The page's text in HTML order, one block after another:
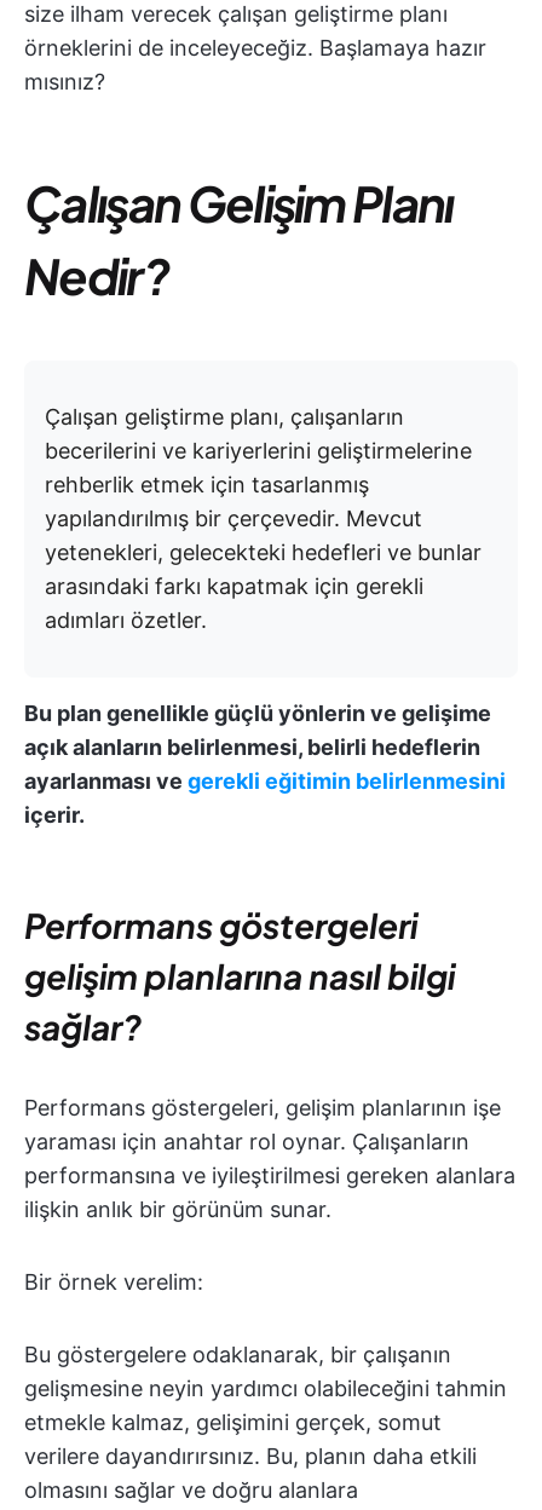
size ilham verecek çalışan geliştirme planı
örneklerini de inceleyeceğiz. Başlamaya hazır
mısınız?
Çalışan Gelişim Planı
Nedir?
Çalışan geliştirme planı, çalışanların
becerilerini ve kariyerlerini geliştirmelerine
rehberlik etmek için tasarlanmış
yapılandırılmış bir çerçevedir. Mevcut
yetenekleri, gelecekteki hedefleri ve bunlar
arasındaki farkı kapatmak için gerekli
adımları özetler.
Bu plan genellikle güçlü yönlerin ve gelişime
açık alanların belirlenmesi, belirli hedeflerin
ayarlanması ve gerekli eğitimin belirlenmesini
içerir.
Performans göstergeleri
gelişim planlarına nasıl bilgi
sağlar?
Performans göstergeleri, gelişim planlarının işe
yaraması için anahtar rol oynar. Çalışanların
performansına ve iyileştirilmesi gereken alanlara
ilişkin anlık bir görünüm sunar.
Bir örnek verelim:
Bu göstergelere odaklanarak, bir çalışanın
gelişmesine neyin yardımcı olabileceğini tahmin
etmekle kalmaz, gelişimini gerçek, somut
verilere dayandırırsınız. Bu, planın daha etkili
olmasını sağlar ve doğru alanlara